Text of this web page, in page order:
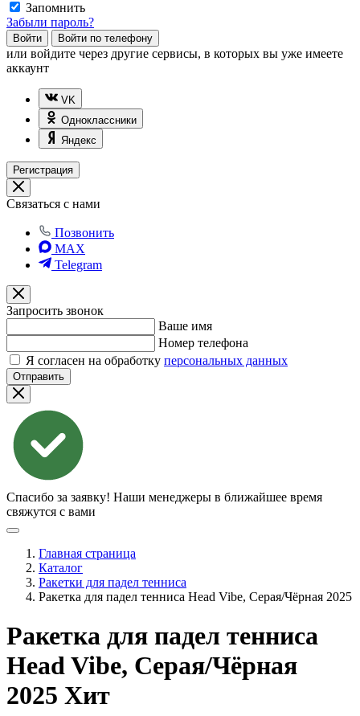
Запомнить
Забыли пароль?
Войти Войти по телефону
или войдите через другие сервисы, в которых вы уже имеете
аккаунт
VK
Одноклассники
Яндекс
Регистрация
Связаться с нами
Позвонить
MAX
Telegram
Запросить звонок
Ваше имя
Номер телефона
Я согласен на обработку персональных данных
Отправить
Спасибо за заявку! Наши менеджеры в ближайшее время
свяжутся с вами
Главная страница
Каталог
Ракетки для падел тенниса
Ракетка для падел тенниса Head Vibe, Серая/Чёрная 2025
Ракетка для падел тенниса
Head Vibe, Серая/Чёрная
2025 Хит